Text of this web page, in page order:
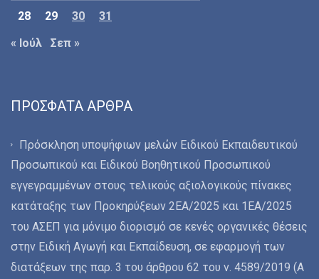
28 29 30
31
« Ιούλ
Σεπ »
ΠΡΌΣΦΑΤΑ ΆΡΘΡΑ
Πρόσκληση υποψήφιων μελών Ειδικού Εκπαιδευτικού
Προσωπικού και Ειδικού Βοηθητικού Προσωπικού
εγγεγραμμένων στους τελικούς αξιολογικούς πίνακες
κατάταξης των Προκηρύξεων 2ΕΑ/2025 και 1ΕΑ/2025
του ΑΣΕΠ για μόνιμο διορισμό σε κενές οργανικές θέσεις
στην Ειδική Αγωγή και Εκπαίδευση, σε εφαρμογή των
διατάξεων της παρ. 3 του άρθρου 62 του ν. 4589/2019 (Α